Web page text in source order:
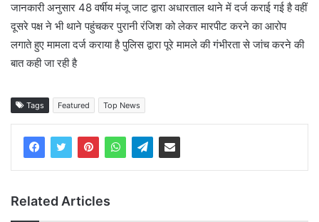
जानकारी अनुसार 48 वर्षीय मंजू जाट द्वारा अधारताल थाने में दर्ज कराई गई है वहीं
दूसरे पक्ष ने भी थाने पहुंचकर पुरानी रंजिश को लेकर मारपीट करने का आरोप
लगाते हुए मामला दर्ज कराया है पुलिस द्वारा पूरे मामले की गंभीरता से जांच करने की
बात कही जा रही है
Tags Featured Top News
Related Articles